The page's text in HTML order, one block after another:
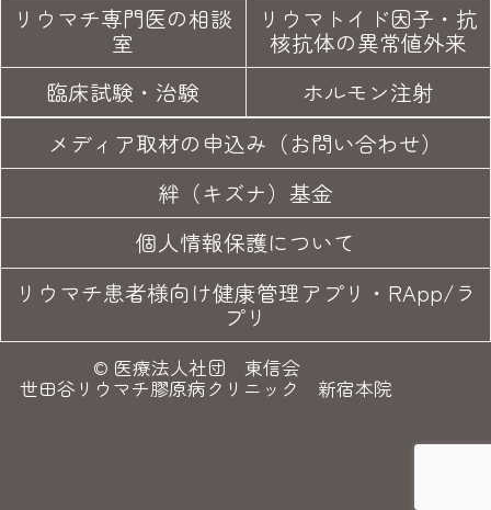
リウマチ専門医の相談
室
リウマトイド因子・ 抗
核抗体の異常値外来
臨床試験 ・治験
ホルモン注射
メディア取材の申込み（お問い合わせ）
絆（キズナ）基金
個人情報保護について
リウマチ患者様向け健康管理アプリ・RApp/ラ
プリ
© 医療法人社団 東信会
世田谷リウマチ膠原病クリニック 新宿本院